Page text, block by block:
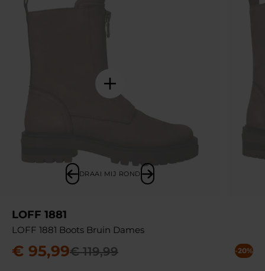
DRAAI MIJ ROND
LOFF 1881
LOFF 1881 Boots Bruin Dames
€ 95,99€ 119,99 -20%